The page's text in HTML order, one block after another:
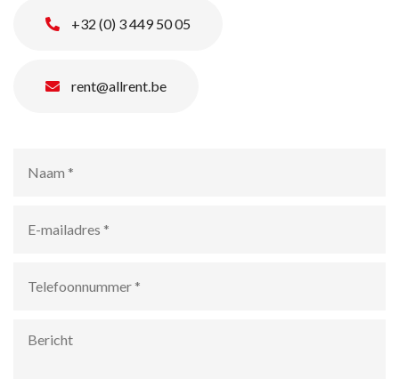
+32 (0) 3 449 50 05
rent@allrent.be
mailadres *